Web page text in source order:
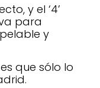
y el ‘4’
para
y
que sólo lo